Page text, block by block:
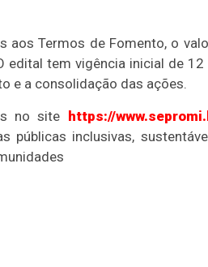
aos Termos de Fomento, o
edital tem vigência inicial de
e a consolidação das ações.
no site
https://
públicas inclusivas,
(05/08/26)
22 27 33
50
10